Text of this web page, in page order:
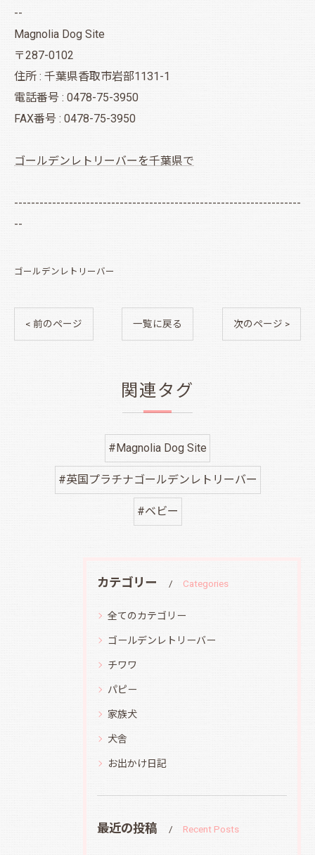
--
Magnolia Dog Site
〒287-0102
住所 : 千葉県香取市岩部1131-1
電話番号 : 0478-75-3950
FAX番号 : 0478-75-3950
ゴールデンレトリーバーを千葉県で
--------------------------------------------------------------------
--
ゴールデンレトリーバー
< 前のページ 一覧に戻る 次のページ >
関連タグ
#Magnolia Dog Site
#英国プラチナゴールデンレトリーバー
#ベビー
カテゴリー Categories
全てのカテゴリー
ゴールデンレトリーバー
チワワ
パピー
家族犬
犬舎
お出かけ日記
最近の投稿 Recent Posts